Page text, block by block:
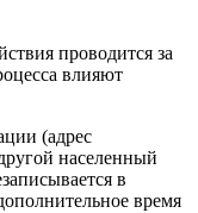
проводится за
влияют
(адрес
населенный
в
время